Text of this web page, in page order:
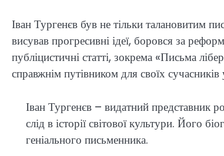
Іван Тургенєв був не тільки талановитим
висував прогресивні ідеї, боровся за
публіцистичні статті, зокрема «Письма
справжнім путівником для своїх
Іван Тургенєв – видатний представник
слід в історії світової культури. Його
геніального письменника.